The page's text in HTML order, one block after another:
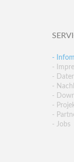
-
-
-
-
-
-
-
- Jobs